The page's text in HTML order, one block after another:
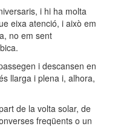
i hi ha molta
eixa atenció, i això em
no em sent
i descansen en
llarga i plena i, alhora,
de la volta solar, de
freqüents o un